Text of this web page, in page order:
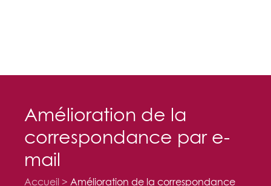
Amélioration de la
correspondance par e-
mail
Accueil
Amélioration de la correspondance